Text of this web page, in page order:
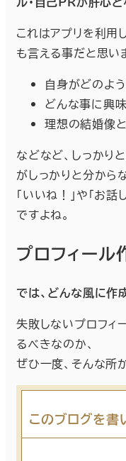
これはアプリを利用
も言える事だと思い
自身がどのよ
どんな事に興
理想の結婚像
などなど、しっかり
がしっかりと分から
「いいね！」や「お
ですよね。
プロフィール
では、どんな風に作
失敗しないプロフィ
るべきなのか、
ぜひ一度、そんな所
このブログを書